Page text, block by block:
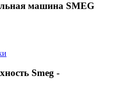
машина SMEG
Smeg -